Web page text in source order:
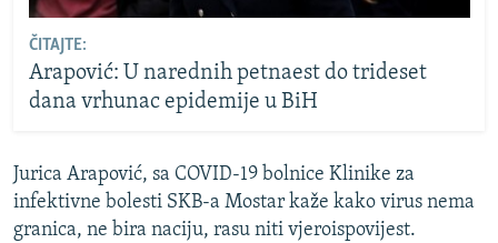
ČITAJTE:
Arapović: U narednih petnaest do trideset
dana vrhunac epidemije u BiH
Jurica Arapović, sa COVID-19 bolnice Klinike za
infektivne bolesti SKB-a Mostar kaže kako virus nema
granica, ne bira naciju, rasu niti vjeroispovijest.